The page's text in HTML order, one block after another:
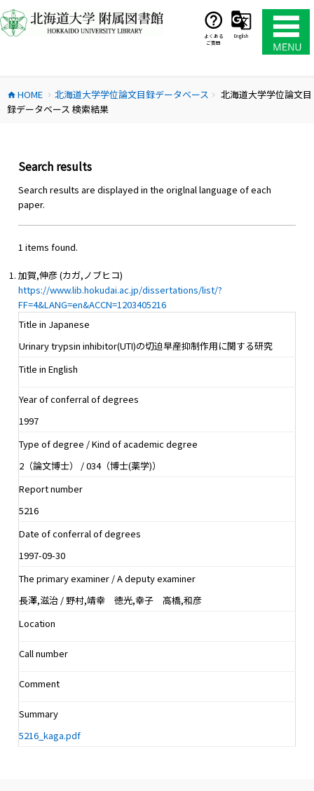
ン
テ
ス
キ
よくある
ご質問
English
home HOME chevron_right 北海道大学学位論文目録データベース chevron_right
北海道大学学位論文目
録データベース 検索結果
Search results
Search results are displayed in the origlnal language of each
paper.
1 items found.
加賀,伸彦 (カガ,ノブヒコ)
https://www.lib.hokudai.ac.jp/dissertations/list/?
FF=4&LANG=en&ACCN=1203405216
Title in Japanese
Urinary trypsin inhibitor(UTI)の切迫早産抑制作用に関する研究
Title in English
Year of conferral of degrees
1997
Type of degree / Kind of academic degree
2（論文博士） / 034（博士(薬学)）
Report number
5216
Date of conferral of degrees
1997-09-30
The primary examiner / A deputy examiner
長澤,滋治 / 野村,靖幸 徳光,幸子 高橋,和彦
Location
Call number
Comment
Summary
5216_kaga.pdf